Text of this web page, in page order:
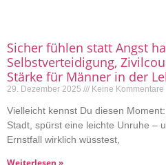
Sicher fühlen statt Angst
Selbstverteidigung,
Stärke für Männer in der
29. Dezember 2025 Keine Kommentare
Vielleicht kennst Du diesen
Stadt, spürst eine leichte Unruhe –
Ernstfall wirklich wüsstest,
Weiterlesen »